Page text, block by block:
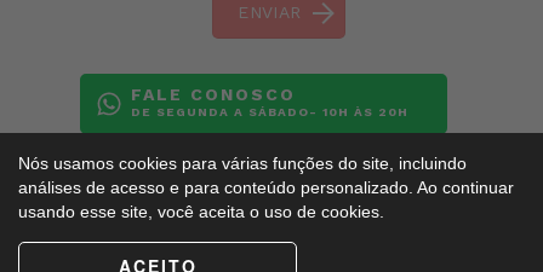
FALE CONOSCO
DE SEGUNDA A SÁBADO- 10H ÀS 20H
Esse site é protegido pelo reCAPTCHA e obedece a
Nós usamos cookies para várias funções do site, incluindo
análises de acesso e para conteúdo personalizado. Ao continuar
usando esse site, você aceita o uso de cookies.
ACEITO